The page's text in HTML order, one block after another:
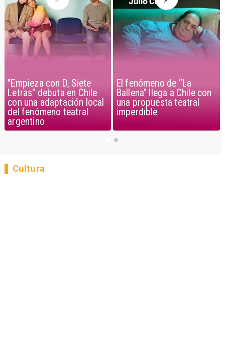
"Empieza con D, Siete
Letras" debuta en Chile
con una adaptación local
del fenómeno teatral
argentino
El fenómeno de “La
Ballena” llega a Chile con
una propuesta teatral
imperdible
Cultura